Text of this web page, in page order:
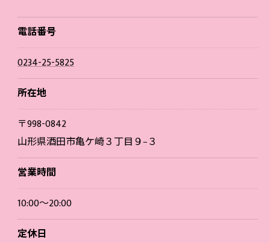
電話番号
0234-25-5825
所在地
〒998-0842
山形県酒田市亀ケ崎３丁目９−３
営業時間
10:00～20:00
定休日